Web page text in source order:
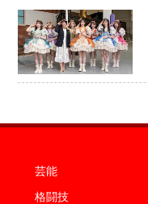
芸能
格闘技